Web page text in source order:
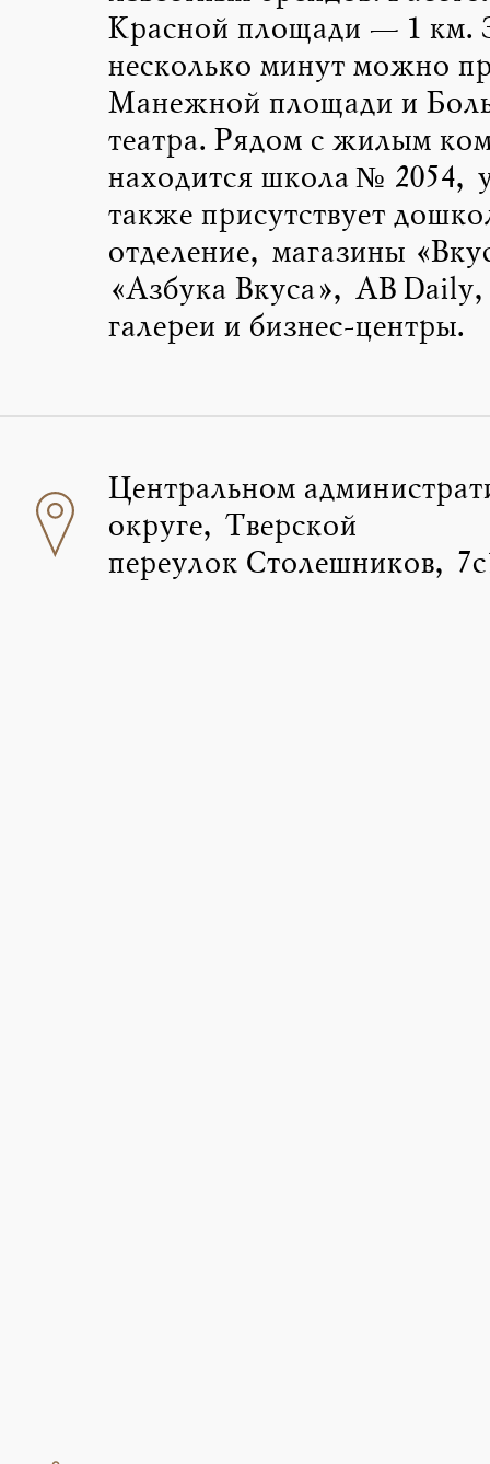
Красной площади — 1 км.
несколько минут можно
Манежной площади и
театра. Рядом с жилым
находится школа № 2054,
также присутствует
отделение, магазины
«Азбука Вкуса», AB Daily,
галереи и бизнес-центры.
Центральном
округе, Тверской
переулок Столешников,